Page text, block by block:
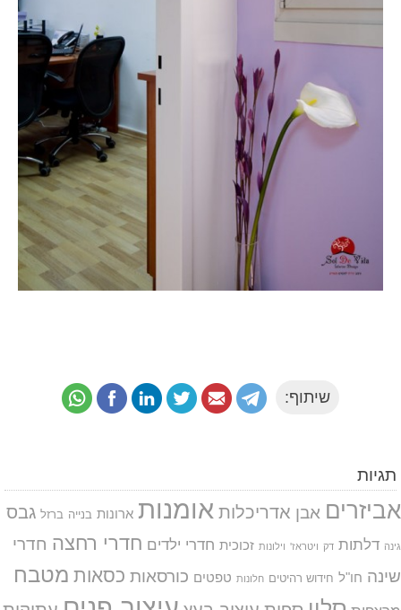
שיתוף:
תגיות
אביזרים אבן אדריכלות אומנות ארונות בנייה ברזל גבס
גינה דלתות דק ויטראז' וילונות זכוכית חדרי ילדים חדרי רחצה חדרי
שינה חו"ל חידוש רהיטים חלונות טפטים כורסאות כסאות מטבח